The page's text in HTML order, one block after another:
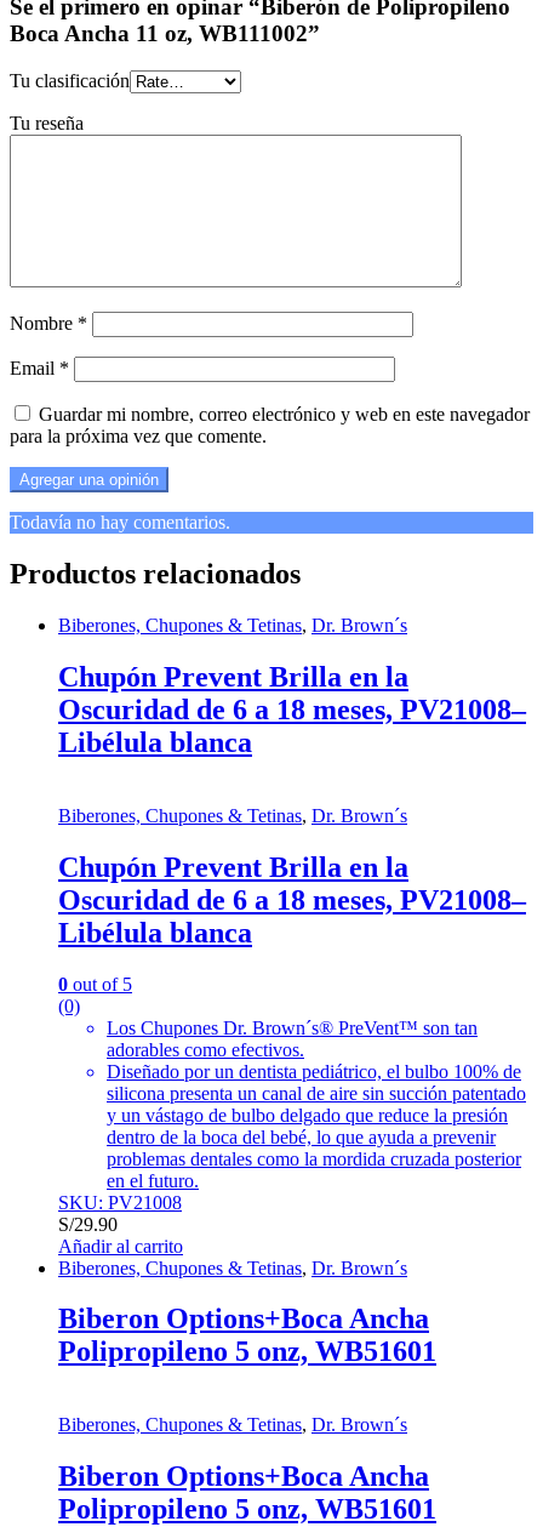
Se el primero en opinar “Biberón de Polipropileno
Boca Ancha 11 oz, WB111002”
Tu clasificación
Tu reseña
Nombre *
Email *
Guardar mi nombre, correo electrónico y web en este navegador
para la próxima vez que comente.
Todavía no hay comentarios.
Productos relacionados
Biberones, Chupones & Tetinas, Dr. Brown´s
Chupón Prevent Brilla en la
Oscuridad de 6 a 18 meses, PV21008–
Libélula blanca
Biberones, Chupones & Tetinas, Dr. Brown´s
Chupón Prevent Brilla en la
Oscuridad de 6 a 18 meses, PV21008–
Libélula blanca
0 out of 5
(0)
Los Chupones Dr. Brown´s® PreVent™ son tan
adorables como efectivos.
Diseñado por un dentista pediátrico, el bulbo 100% de
silicona presenta un canal de aire sin succión patentado
y un vástago de bulbo delgado que reduce la presión
dentro de la boca del bebé, lo que ayuda a prevenir
problemas dentales como la mordida cruzada posterior
en el futuro.
SKU: PV21008
S/29.90
Añadir al carrito
Biberones, Chupones & Tetinas, Dr. Brown´s
Biberon Options+Boca Ancha
Polipropileno 5 onz, WB51601
Biberones, Chupones & Tetinas, Dr. Brown´s
Biberon Options+Boca Ancha
Polipropileno 5 onz, WB51601